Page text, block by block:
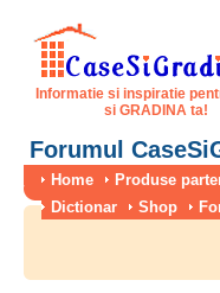
Informatie si inspiratie
si GRADINA ta!
Forumul
Home Produse
Dictionar
Shop